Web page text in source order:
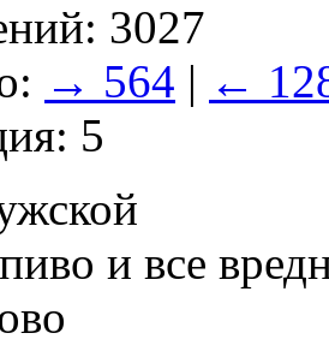
3027
→ 564 | ←
5
и все